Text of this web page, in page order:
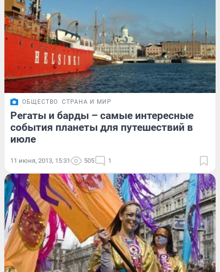
ОБЩЕСТВО СТРАНА И МИР
Регаты и барды – самые интересные
события планеты для путешествий в
июле
11 июня, 2013, 15:31 505 1